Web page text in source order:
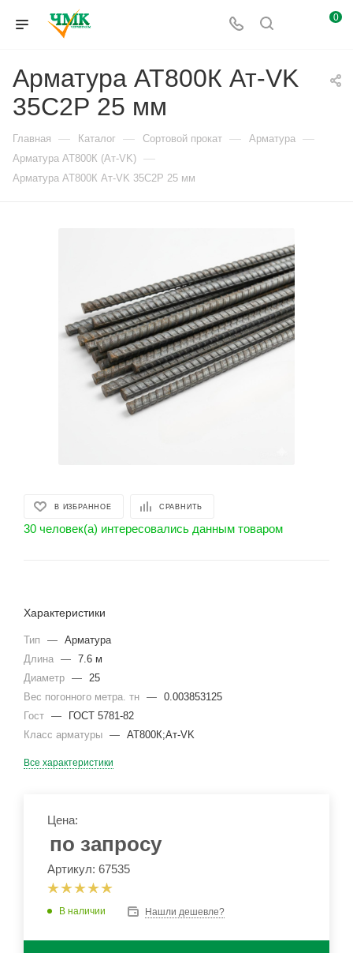
0
Арматура АТ800К Ат-VK
35С2Р 25 мм
Главная — Каталог — Сортовой прокат — Арматура —
Арматура АТ800К (Ат-VK) —
Арматура АТ800К Ат-VK 35С2Р 25 мм
В ИЗБРАННОЕ СРАВНИТЬ
30 человек(а) интересовались данным товаром
Характеристики
Тип — Арматура
Длина — 7.6 м
Диаметр — 25
Вес погонного метра. тн — 0.003853125
Гост —
ГОСТ 5781-82
Класс арматуры — АТ800К;Ат-VK
Все характеристики
Цена:
по запросу
Артикул: 67535
В наличии Нашли дешевле?